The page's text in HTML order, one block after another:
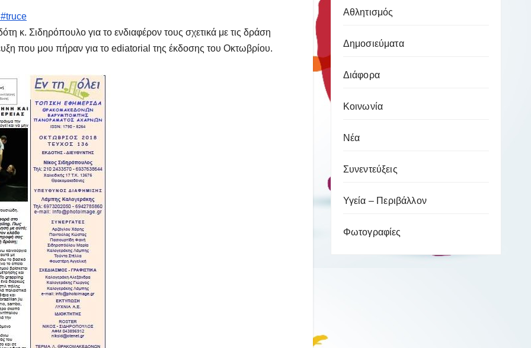
#truce
κ. Σιδηρόπουλο για το ενδιαφέρον τους σχετικά με τις δράση
που μου πήραν για το ediatorial της έκδοσης του Οκτωβρίου.
Αθλητισμός
Δημοσιεύματα
Διάφορα
Κοινωνία
Νέα
Συνεντεύξεις
Υγεία – Περιβάλλον
Φωτογραφίες